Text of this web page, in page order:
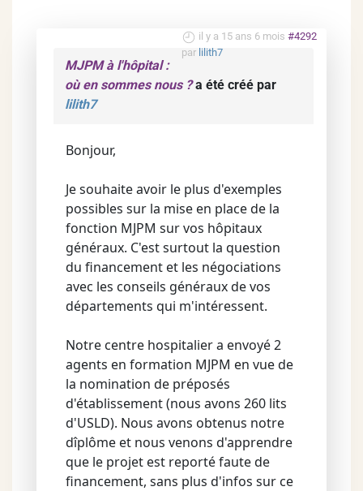
il y a 15 ans 6 mois #4292
par lilith7
MJPM à l'hôpital :
où en sommes nous ?a été créé par
lilith7
Bonjour,
Je souhaite avoir le plus d'exemples
possibles sur la mise en place de la
fonction MJPM sur vos hôpitaux
généraux. C'est surtout la question
du financement et les négociations
avec les conseils généraux de vos
départements qui m'intéressent.
Notre centre hospitalier a envoyé 2
agents en formation MJPM en vue de
la nomination de préposés
d'établissement (nous avons 260 lits
d'USLD). Nous avons obtenus notre
dîplôme et nous venons d'apprendre
que le projet est reporté faute de
financement, sans plus d'infos sur ce